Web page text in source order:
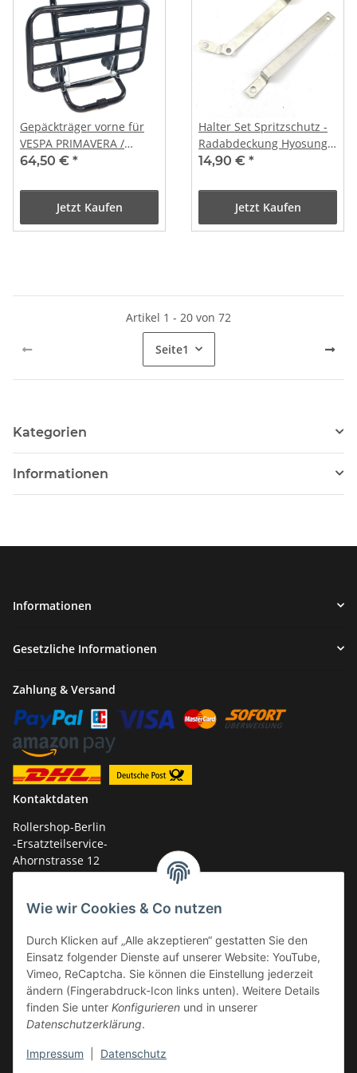
Wie wir Cookies & Co nutzen
Durch Klicken auf „Alle akzeptieren“ gestatten Sie den
Einsatz folgender Dienste auf unserer Website: YouTube,
Vimeo, ReCaptcha. Sie können die Einstellung jederzeit
ändern (Fingerabdruck-Icon links unten). Weitere Details
finden Sie unter Konfigurieren und in unserer
Datenschutzerklärung.
Impressum Datenschutz
Gepäckträger vorne für
VESPA PRIMAVERA /
SPRINT in SCHWARZ
64,50 € *
Jetzt Kaufen
Halter Set Spritzschutz -
Radabdeckung Hyosung
NEWTEE UP50 HN50QT-7
14,90 € *
Jetzt Kaufen
Artikel 1 - 20 von 72
Seite1
Kategorien
Informationen
Informationen
Gesetzliche Informationen
Zahlung & Versand
Kontaktdaten
Rollershop-Berlin
-Ersatzteilservice-
Ahornstrasse 12
14959 Trebbin
Tel.: +49 (0)33731-289 975 (10-17 Uhr)